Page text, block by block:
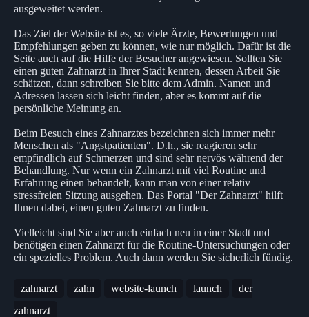
ausgeweitet werden.
Das Ziel der Website ist es, so viele Ärzte, Bewertungen und
Empfehlungen geben zu können, wie nur möglich. Dafür ist die
Seite auch auf die Hilfe der Besucher angewiesen. Sollten Sie
einen guten Zahnarzt in Ihrer Stadt kennen, dessen Arbeit Sie
schätzen, dann schreiben Sie bitte dem Admin. Namen und
Adressen lassen sich leicht finden, aber es kommt auf die
persönliche Meinung an.
Beim Besuch eines Zahnarztes bezeichnen sich immer mehr
Menschen als "Angstpatienten". D.h., sie reagieren sehr
empfindlich auf Schmerzen und sind sehr nervös während der
Behandlung. Nur wenn ein Zahnarzt mit viel Routine und
Erfahrung einen behandelt, kann man von einer relativ
stressfreien Sitzung ausgehen. Das Portal "Der Zahnarzt" hilft
Ihnen dabei, einen guten Zahnarzt zu finden.
Vielleicht sind Sie aber auch einfach neu in einer Stadt und
benötigen einen Zahnarzt für die Routine-Untersuchungen oder
ein spezielles Problem. Auch dann werden Sie sicherlich fündig.
zahnarzt zahn website-launch launch
der
zahnarzt